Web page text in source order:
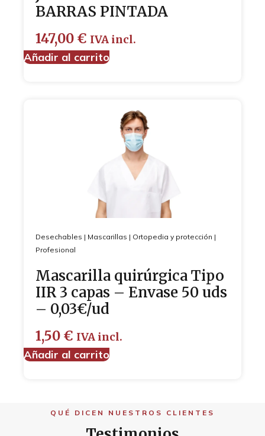
BARRAS PINTADA
147,00 € IVA incl.
Añadir al carrito
Desechables | Mascarillas | Ortopedia y protección |
Profesional
Mascarilla quirúrgica Tipo
IIR 3 capas – Envase 50 uds
– 0,03€/ud
1,50 € IVA incl.
Añadir al carrito
QUÉ DICEN NUESTROS CLIENTES